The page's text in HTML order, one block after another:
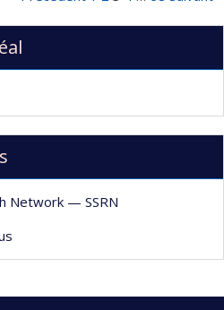
Network — SSRN